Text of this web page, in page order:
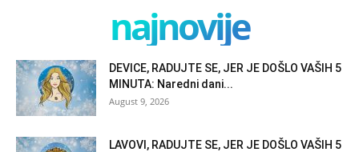
najnovije
DEVICE, RADUJTE SE, JER JE DOŠLO VAŠIH 5
MINUTA: Naredni dani...
August 9, 2026
LAVOVI, RADUJTE SE, JER JE DOŠLO VAŠIH 5